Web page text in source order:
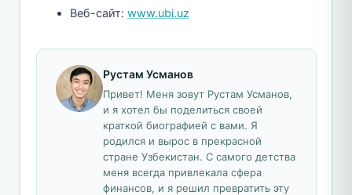
Веб-сайт: www.ubi.uz
Рустам Усманов
Привет! Меня зовут Рустам Усманов,
и я хотел бы поделиться своей
краткой биографией с вами. Я
родился и вырос в прекрасной
стране Узбекистан. С самого детства
меня всегда привлекала сфера
финансов, и я решил превратить эту